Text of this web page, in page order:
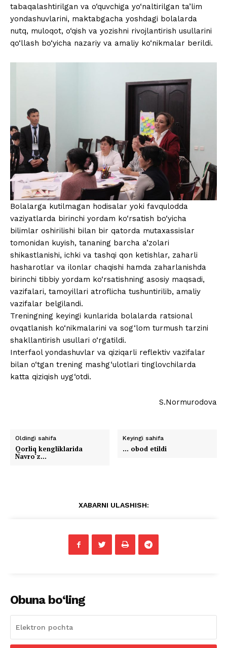
tabaqalashtirilgan va o‘quvchiga yo‘naltirilgan ta’lim
yondashuvlarini, maktabgacha yoshdagi bolalarda
nutq, muloqot, o‘qish va yozishni rivojlantirish usullarini
qo‘llash bo‘yicha nazariy va amaliy ko‘nikmalar berildi.
Bolalarga kutilmagan hodisalar yoki favqulodda
vaziyatlarda birinchi yordam ko‘rsatish bo‘yicha
bilimlar oshirilishi bilan bir qatorda mutaxassislar
tomonidan kuyish, tananing barcha a’zolari
shikastlanishi, ichki va tashqi qon ketishlar, zaharli
hasharotlar va ilonlar chaqishi hamda zaharlanishda
birinchi tibbiy yordam ko‘rsatishning asosiy maqsadi,
vazifalari, tamoyillari atroflicha tushuntirilib, amaliy
vazifalar belgilandi.
Treningning keyingi kunlarida bolalarda ratsional
ovqatlanish ko‘nikmalarini va sog‘lom turmush tarzini
shakllantirish usullari o‘rgatildi.
Interfaol yondashuvlar va qiziqarli reflektiv vazifalar
bilan o‘tgan trening mashg‘ulotlari tinglovchilarda
katta qiziqish uyg‘otdi.
S.Normurodova
Oldingi sahifa
Qorliq kengliklarida
Navro‘z…
Keyingi sahifa
… obod etildi
XABARNI ULASHISH:
Obuna bo‘ling